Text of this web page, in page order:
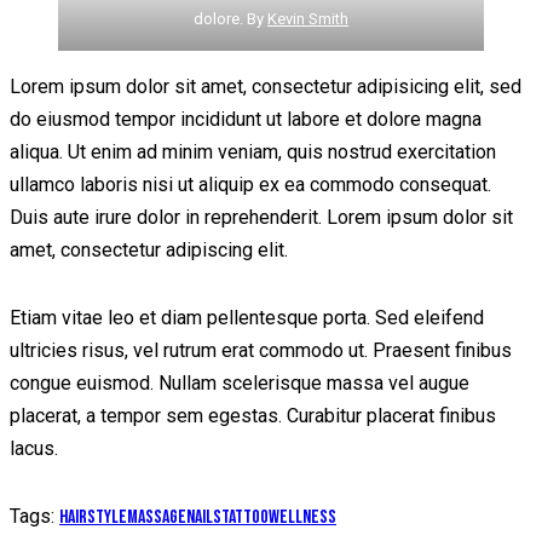
dolore. By Kevin Smith
Lorem ipsum dolor sit amet, consectetur adipisicing elit, sed
do eiusmod tempor incididunt ut labore et dolore magna
aliqua. Ut enim ad minim veniam, quis nostrud exercitation
ullamco laboris nisi ut aliquip ex ea commodo consequat.
Duis aute irure dolor in reprehenderit. Lorem ipsum dolor sit
amet, consectetur adipiscing elit.
Etiam vitae leo et diam pellentesque porta. Sed eleifend
ultricies risus, vel rutrum erat commodo ut. Praesent finibus
congue euismod. Nullam scelerisque massa vel augue
placerat, a tempor sem egestas. Curabitur placerat finibus
lacus.
Tags: hairstylemassagenailstattoowellness